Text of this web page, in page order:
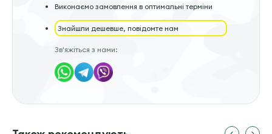
Виконаємо замовлення в оптимальні терміни
Знайшли дешевше, повідомте нам
Зв'яжіться з нами: